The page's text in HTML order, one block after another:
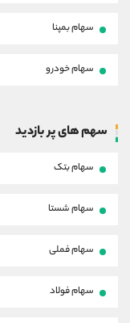
سهام بمپنا
سهام خودرو
سهم های پر بازدید
سهام بتک
سهام شستا
سهام فملی
سهام فولاد